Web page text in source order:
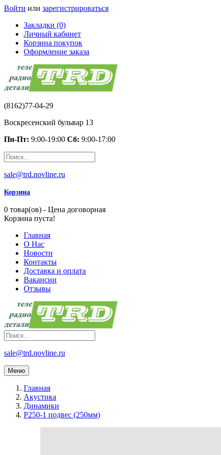
Войти или зарегистрироваться
Закладки (0)
Личный кабинет
Корзина покупок
Оформление заказа
(8162)77-04-29
Воскресенский бульвар 13
Пн-Пт: 9:00-19:00 Сб: 9:00-17:00
sale@trd.novline.ru
Корзина
0 товар(ов) - Цена договорная
Корзина пуста!
Главная
О Нас
Новости
Контакты
Доставка и оплата
Вакансии
Отзывы
sale@trd.novline.ru
Меню
Главная
Акустика
Динамики
Р250-1 подвес (250мм)